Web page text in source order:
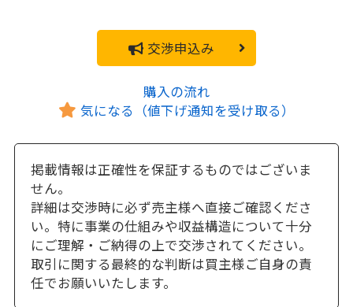
交渉申込み
購入の流れ
気になる（値下げ通知を受け取る）
掲載情報は正確性を保証するものではございま
せん。
詳細は交渉時に必ず売主様へ直接ご確認くださ
い。特に事業の仕組みや収益構造について十分
にご理解・ご納得の上で交渉されてください。
取引に関する最終的な判断は買主様ご自身の責
任でお願いいたします。